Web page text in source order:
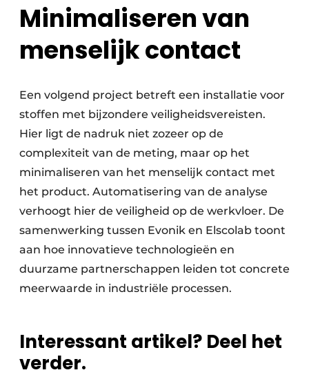
Minimaliseren van
menselijk contact
Een volgend project betreft een installatie voor
stoffen met bijzondere veiligheidsvereisten.
Hier ligt de nadruk niet zozeer op de
complexiteit van de meting, maar op het
minimaliseren van het menselijk contact met
het product. Automatisering van de analyse
verhoogt hier de veiligheid op de werkvloer. De
samen­werking tussen Evonik en Elscolab toont
aan hoe innovatieve technologieën en
duurzame partnerschappen leiden tot concrete
meerwaarde in industriële processen.
Interessant artikel? Deel het
verder.